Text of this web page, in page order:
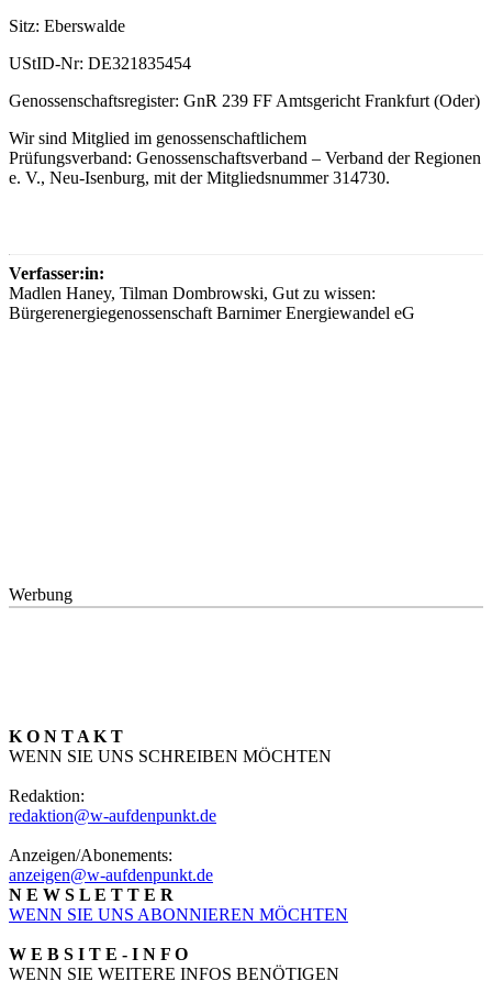
Sitz: Eberswalde
UStID-Nr: DE321835454
Genossenschaftsregister: GnR 239 FF Amtsgericht Frankfurt (Oder)
Wir sind Mitglied im genossenschaftlichem
Prüfungsverband: Genossenschaftsverband – Verband der Regionen
e. V., Neu-Isenburg, mit der Mitgliedsnummer 314730.
Verfasser:in:
Madlen Haney, Tilman Dombrowski, Gut zu wissen:
Bürgerenergiegenossenschaft Barnimer Energiewandel eG
Werbung
K O N T A K T
WENN SIE UNS SCHREIBEN MÖCHTEN
Redaktion:
redaktion@w-aufdenpunkt.de
Anzeigen/Abonements:
anzeigen@w-aufdenpunkt.de
N E W S L E T T E R
WENN SIE UNS ABONNIEREN MÖCHTEN
W E B S I T E - I N F O
WENN SIE WEITERE INFOS BENÖTIGEN